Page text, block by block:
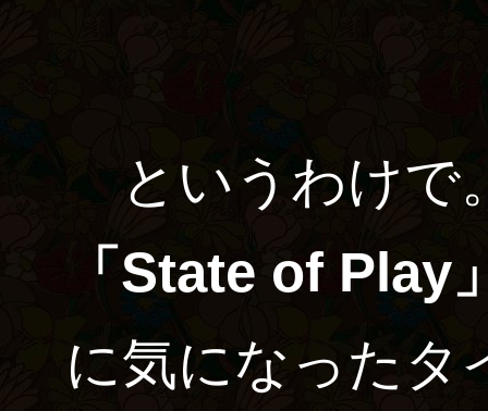
というわけで
「State of Play
に気になったタ